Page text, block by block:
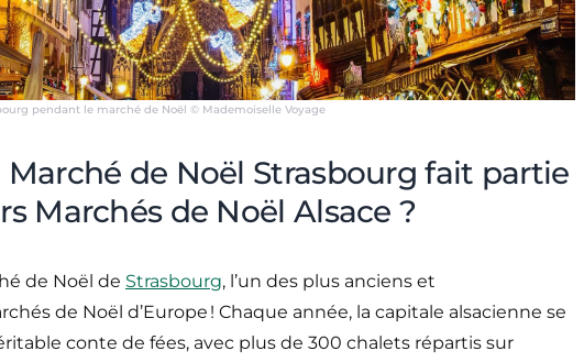
pendant le marché de Noël © Mademoiselle Voyage
de Noël Strasbourg fait partie
Marchés de Noël Alsace ?
de Noël de Strasbourg, l’un des plus anciens et
de Noël d’Europe ! Chaque année, la capitale alsacienne se
conte de fées, avec plus de 300 chalets répartis sur